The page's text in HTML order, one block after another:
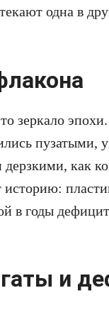
одна в
зеркало
пузатыми,
как
историю:
в годы
и